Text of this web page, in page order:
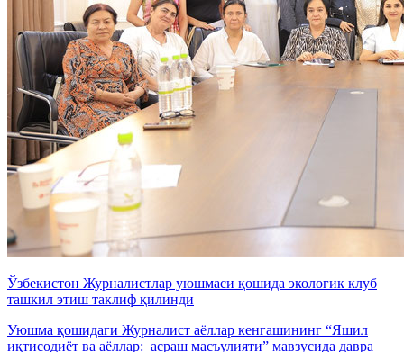
Ўзбекистон Журналистлар уюшмаси қошида экологик клуб
ташкил этиш таклиф қилинди
Уюшма қошидаги Журналист аёллар кенгашининг “Яшил
иқтисодиёт ва аёллар: асраш масъулияти” мавзусида давра